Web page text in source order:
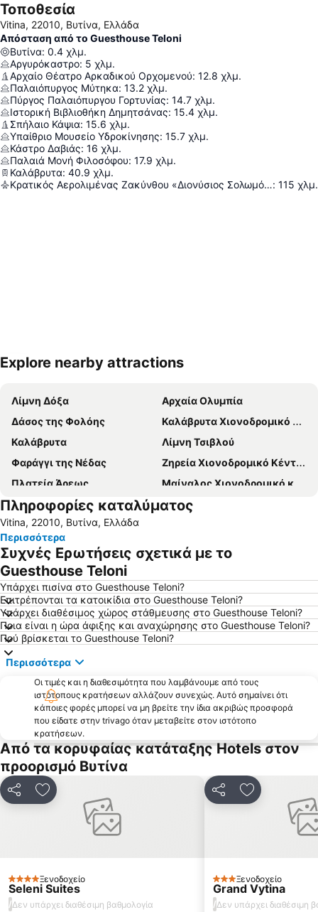
Τοποθεσία
Vitina, 22010, Βυτίνα, Ελλάδα
Απόσταση από το Guesthouse Teloni
Βυτίνα: 0.4 χλμ.
Αργυρόκαστρο: 5 χλμ.
Αρχαίο Θέατρο Αρκαδικού Ορχομενού: 12.8 χλμ.
Παλαιόπυργος Μύτηκα: 13.2 χλμ.
Πύργος Παλαιόπυργου Γορτυνίας: 14.7 χλμ.
Ιστορική Βιβλιοθήκη Δημητσάνας: 15.4 χλμ.
Σπήλαιο Κάψια: 15.6 χλμ.
Υπαίθριο Μουσείο Υδροκίνησης: 15.7 χλμ.
Κάστρο Δαβιάς: 16 χλμ.
Παλαιά Μονή Φιλοσόφου: 17.9 χλμ.
Καλάβρυτα: 40.9 χλμ.
Κρατικός Αερολιμένας Ζακύνθου «Διονύσιος Σολωμός»: 115 χλμ.
Ανάπτυξη χάρτη
Explore nearby attractions
Λίμνη Δόξα
Αρχαία Ολυμπία
Δάσος της Φολόης
Καλάβρυτα Χιονοδρομικό Κέντρο
Καλάβρυτα
Λίμνη Τσιβλού
Φαράγγι της Νέδας
Ζηρεία Χιονοδρομικό Κέντρο
Πλατεία Άρεως
Μαίναλος Χιονοδρομικό κέντρο
Πινακωτή
Άγιος Πέτρος Κυνουρίας
Λίμνη Στυμφαλία
Παραδοσιακός Οικισμός Βυτίνας
Παραδοσιακός Οικισμός Μαγούλιανας
Ποταμός Λάδωνας
Ορχομενός Αρκαδίας
Ξενώνας Ολυμπίας
Το Όνειρο της Ζαχλωρούς
Παραδοσιακός Οικισμός Καρύταινας
Παραδοσιακός Οικισμός Δημητσάνας
Παραδοσιακός Οικισμός Ζάτουνας
Αρχαία Φενεός
Το Αρχοντικό της Παλαιολογίνας
Άλσος Αγίου Γεωργίου
Σπήλαιο Κεφαλαρίου
Η Ταβέρνα του Ταλούμη
Πλατεία Αγίου Βασιλείου
Αγαμέμνων Παλλάς
Τα Παπάκια
Παραδοσιακός Οικισμός Λαγκαδίων
Αποστολοπούλειο Πνευματικό Κέντρο
Καταρράκτης Βρόντου
Λίμνη Τάκα
Φράγμα Λάδωνα
Κοιλάδα της Φλαμπουρίτσας
Αρχαιολογικό μουσείο Ολυμπίας
Διαδρομή Αλωνίσταινα - Δάσος Μαινάλου - Λεβίδι
Φαράγγι Λούσιου
Πληροφορίες καταλύματος
Vitina, 22010, Βυτίνα, Ελλάδα
Περισσότερα
Συχνές Ερωτήσεις σχετικά με το
Guesthouse Teloni
Υπάρχει πισίνα στο Guesthouse Teloni?
Επιτρέπονται τα κατοικίδια στο Guesthouse Teloni?
Υπάρχει διαθέσιμος χώρος στάθμευσης στο Guesthouse Teloni?
Ποια είναι η ώρα άφιξης και αναχώρησης στο Guesthouse Teloni?
Πού βρίσκεται το Guesthouse Teloni?
Περισσότερα
Οι τιμές και η διαθεσιμότητα που λαμβάνουμε από τους
ιστότοπους κρατήσεων αλλάζουν συνεχώς. Αυτό σημαίνει ότι
κάποιες φορές μπορεί να μη βρείτε την ίδια ακριβώς προσφορά
που είδατε στην trivago όταν μεταβείτε στον ιστότοπο
κρατήσεων.
Από τα κορυφαίας κατάταξης Hotels στον
προορισμό Βυτίνα
ΚοινοποίησηΠροσθήκη στα αγαπημένα
4 ΑστέριαΞενοδοχείο
Seleni Suites
/Δεν υπάρχει διαθέσιμη βαθμολογία
ΚοινοποίησηΠροσθήκη
3 ΑστέριαΞενοδοχείο
Grand Vytina
/Δεν υπάρχει διαθέσιμη